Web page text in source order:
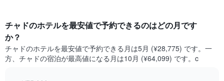
チャド​のホテルを最安値で予約できるのはどの月です
か？
チャド​の​ホテルを最安値で予約できる月は5月 (¥28,775) です。一
方、チャド​の​宿泊が最高値になる月は10月​ (¥64,099) です。c